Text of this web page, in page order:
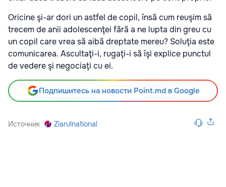
Oricine şi-ar dori un astfel de copil, însă cum reuşim să
trecem de anii adolescenţei fără a ne lupta din greu cu
un copil care vrea să aibă dreptate mereu? Soluţia este
comunicarea. Ascultaţi-i, rugaţi-i să îşi explice punctul
de vedere şi negociaţi cu ei.
Подпишитесь на новости Point.md в Google
Источник Ziarulnational